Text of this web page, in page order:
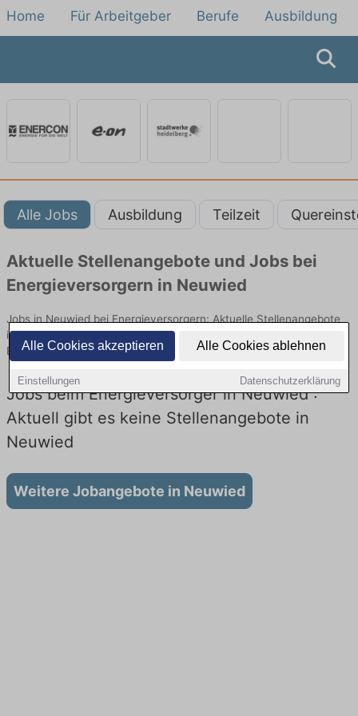
Alle Cookies akzeptieren Alle Cookies ablehnen
Einstellungen Datenschutzerklärung
Home Für Arbeitgeber Berufe Ausbildung
Alle Jobs Ausbildung Teilzeit
Aktuelle Stellenangebote und Jobs bei
Energieversorgern in Neuwied
Jobs in Neuwied bei Energieversorgern: Aktuelle Stellenangebote
in Energieversorgung, Netzbetrieb und Kundenservice. Jetzt
Berufe und Einstiegsmöglichkeiten vergleichen.
Jobs beim Energieversorger in Neuwied :
Aktuell gibt es keine Stellenangebote in
Neuwied
Weitere Jobangebote in Neuwied